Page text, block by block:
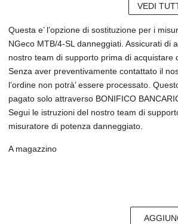
VEDI
Questa e’ l’opzione di sostituzione per i
NGeco MTB/4-SL danneggiati. Assicurati di
nostro team di supporto prima di acquistare
Senza aver preventivamente contattato il
l’ordine non potrà’ essere processato.
pagato solo attraverso BONIFICO
Segui le istruzioni del nostro team di
misuratore di potenza danneggiato.
A magazzino